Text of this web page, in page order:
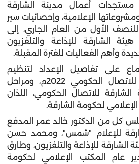
مستجدات أعمال مدينة الشارقة
الإعلامية، وإحصائيات سير
للنصف الأول من العام الجاري، إلى
الشارقة للإذاعة والتلفزيون
وأهم الفعاليات للفترة المقبلة.
على تفاصيل الإعداد لتنظيم
المنتدى الدولي للاتصال الحكومي 2022م، ومراحل
للاتصال الحكومي، اللذان
لحكومة الشارقة.
كل من الدكتور خالد عمر المدفع
للإعلام "شمس"، ومحمد حسن
الشارقة للإذاعة والتلفزيون، وطارق
عام المكتب الإعلامي لحكومة